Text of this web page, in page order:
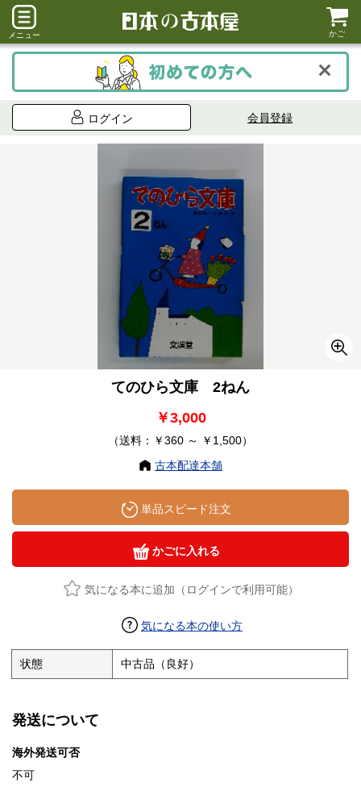
メニュー かご
ログイン 会員登録
てのひら文庫 2ねん
￥3,000
（送料：￥360 ～ ￥1,500）
古本配達本舗
単品スピード注文
かごに入れる
気になる本に追加（ログインで利用可能）
気になる本の使い方
状態 中古品（良好）
発送について
海外発送可否
不可